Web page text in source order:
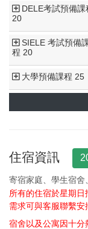
DELE考試預備課
20
SIELE 考試預備
程 20
大學預備課程 25
住宿資訊
寄宿家庭、學生宿舍
所有的住宿於星期日
需求可與客服聯繫安
宿舍以及公寓因十分